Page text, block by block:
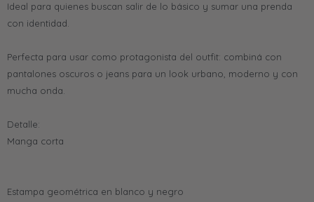
Ideal para quienes buscan salir de lo básico y sumar una prenda
con identidad.
Perfecta para usar como protagonista del outfit: combiná con
pantalones oscuros o jeans para un look urbano, moderno y con
mucha onda.
Detalle:
Manga corta
Estampa geométrica en blanco y negro